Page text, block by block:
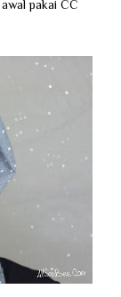
pakai CC